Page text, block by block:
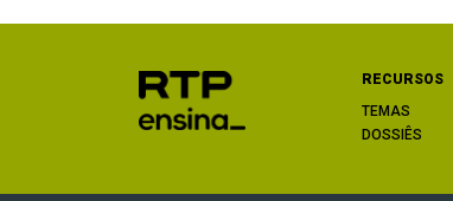
RECURSOS
TEMAS
DOSSIÊS